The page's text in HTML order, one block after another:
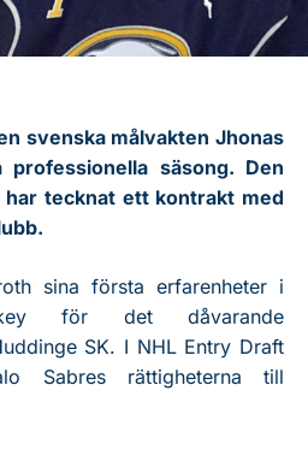
svenska målvakten Jhonas
säsong. Den
har tecknat ett kontrakt med
sina första erfarenheter i
för det dåvarande
SK. I NHL Entry Draft
Sabres rättigheterna till